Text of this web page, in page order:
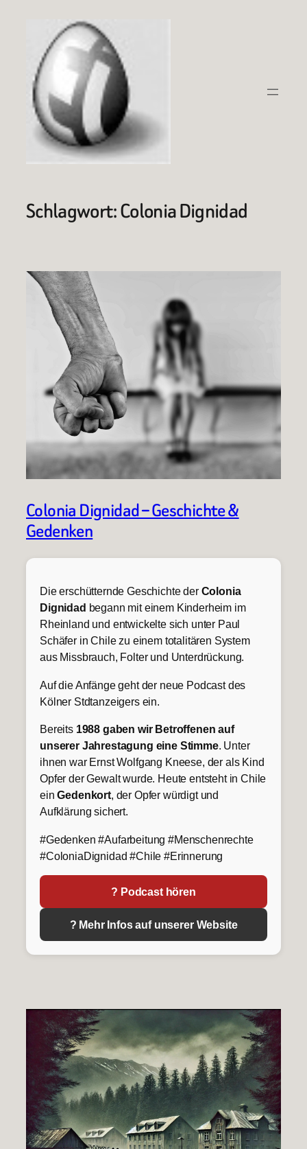
springen
Schlagwort:Colonia Dignidad
Colonia Dignidad – Geschichte &
Gedenken
Die erschütternde Geschichte der Colonia
Dignidad begann mit einem Kinderheim im
Rheinland und entwickelte sich unter Paul
Schäfer in Chile zu einem totalitären System
aus Missbrauch, Folter und Unterdrückung.
Auf die Anfänge geht der neue Podcast des
Kölner Stdtanzeigers ein.
Bereits 1988 gaben wir Betroffenen auf
unserer Jahrestagung eine Stimme. Unter
ihnen war Ernst Wolfgang Kneese, der als Kind
Opfer der Gewalt wurde. Heute entsteht in Chile
einGedenkort, der Opfer würdigt und
Aufklärung sichert.
#Gedenken #Aufarbeitung #Menschenrechte
#ColoniaDignidad #Chile #Erinnerung
? Podcast hören
? Mehr Infos auf unserer Website